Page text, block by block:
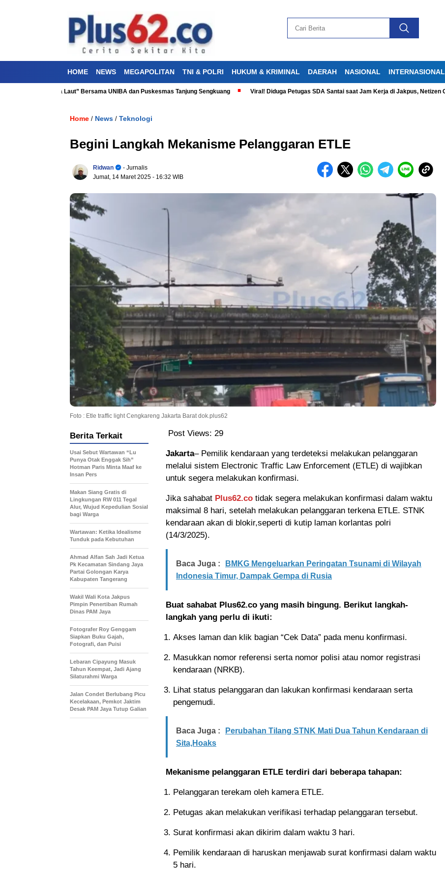
HOME NEWS MEGAPOLITAN TNI & POLRI HUKUM & KRIMINAL DAERAH NASIONAL INTERNASIONAL
“Aku Cinta Laut” Bersama UNIBA dan Puskesmas Tanjung Sengkuang Viral! Diduga Petugas SDA Santai saat Jam Kerja di Jakpus, Netizen Geram
Home / News / Teknologi
Begini Langkah Mekanisme Pelanggaran ETLE
Ridwan
- Jurnalis
Jumat, 14 Maret 2025 - 16:32 WIB
Foto : Etle traffic light Cengkareng Jakarta Barat dok.plus62
Post Views: 29
Jakarta– Pemilik kendaraan yang terdeteksi melakukan pelanggaran
melalui sistem Electronic Traffic Law Enforcement (ETLE) di wajibkan
untuk segera melakukan konfirmasi.
Jika sahabat Plus62.co tidak segera melakukan konfirmasi dalam waktu
maksimal 8 hari, setelah melakukan pelanggaran terkena ETLE. STNK
kendaraan akan di blokir,seperti di kutip laman korlantas polri
(14/3/2025).
Baca Juga :
BMKG Mengeluarkan Peringatan Tsunami di Wilayah
Indonesia Timur, Dampak Gempa di Rusia
Buat sahabat Plus62.co yang masih bingung. Berikut langkah-
langkah yang perlu di ikuti:
Akses laman dan klik bagian “Cek Data” pada menu konfirmasi.
Masukkan nomor referensi serta nomor polisi atau nomor registrasi
kendaraan (NRKB).
Lihat status pelanggaran dan lakukan konfirmasi kendaraan serta
pengemudi.
Baca Juga :
Perubahan Tilang STNK Mati Dua Tahun Kendaraan di
Sita,Hoaks
Mekanisme pelanggaran ETLE terdiri dari beberapa tahapan:
Pelanggaran terekam oleh kamera ETLE.
Petugas akan melakukan verifikasi terhadap pelanggaran tersebut.
Surat konfirmasi akan dikirim dalam waktu 3 hari.
Pemilik kendaraan di haruskan menjawab surat konfirmasi dalam waktu
5 hari.
Berita Terkait
Usai Sebut Wartawan “Lu
Punya Otak Enggak Sih”
Hotman Paris Minta Maaf ke
Insan Pers
Makan Siang Gratis di
Lingkungan RW 011 Tegal
Alur, Wujud Kepedulian Sosial
bagi Warga
Wartawan: Ketika Idealisme
Tunduk pada Kebutuhan
‎Ahmad Alfan Sah Jadi Ketua
Pk Kecamatan Sindang Jaya
Partai Golongan Karya
Kabupaten Tangerang
Wakil Wali Kota Jakpus
Pimpin Penertiban Rumah
Dinas PAM Jaya
Fotografer Roy Genggam
Siapkan Buku Gajah,
Fotografi, dan Puisi
Lebaran Cipayung Masuk
Tahun Keempat, Jadi Ajang
Silaturahmi Warga
Jalan Condet Berlubang Picu
Kecelakaan, Pemkot Jaktim
Desak PAM Jaya Tutup Galian